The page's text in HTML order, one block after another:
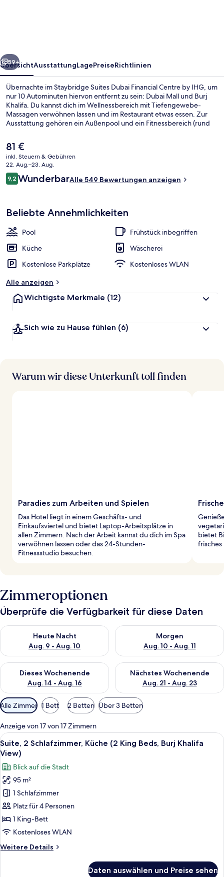
IHG
Weiter
59+
ÜbersichtAusstattungLagePreiseRichtlinien
Übernachte im Staybridge Suites Dubai Financial Centre by IHG, um
nur 10 Autominuten hiervon entfernt zu sein: Dubai Mall und Burj
Khalifa. Du kannst dich im Wellnessbereich mit Tiefengewebe-
Massagen verwöhnen lassen und im Restaurant etwas essen. Zur
Ausstattung gehören ein Außenpool und ein Fitnessbereich (rund
praktische Annehmlichkeiten wie Waschmaschinen und große
Kühlschränke/Gefrierfächer. Das hilfsbereite Personal und die
Anbindung an öffentliche Verkehrsmittel erhalten gute
Bewertungen von anderen Reisenden. Die Unterkunft ist nur einen
kurzen Fußmarsch von den öffentlichen Verkehrsmitteln entfernt:
Zur U-Bahn (U-Bahn-Station Financial Centre) sind es 4 Minuten.
Der
aktuelle
Preis
beträgt
81 €.
81 €
inkl. Steuern & Gebühren
22. Aug.–23. Aug.
Bewertungen
9,29,2 von 10.
WunderbarAlle 549 Bewertungen anzeigen
Beliebte Annehmlichkeiten
Pool
Frühstück inbegriffen
Küche
Wäscherei
Kostenlose Parkplätze
Kostenloses WLAN
Alle anzeigen
Wichtigste Merkmale (12)
Sich wie zu Hause fühlen (6)
Warum wir diese Unterkunft toll finden
Paradies zum Arbeiten und Spielen
Das Hotel liegt in einem Geschäfts- und
Einkaufsviertel und bietet Laptop-Arbeitsplätze in
allen Zimmern. Nach der Arbeit kannst du dich im Spa
verwöhnen lassen oder das 24-Stunden-
Fitnessstudio besuchen.
bietet
frisches
Zimmeroptionen
Überprüfe die Verfügbarkeit für diese Daten
Heute Nacht
Aug. 9 - Aug. 10
Überprüfe die Verfügbarkeit für heute Nacht, Aug. 9 - Aug.
Morgen
Aug. 10 - Aug. 11
Überprüfe die Verfügbarkeit
Dieses Wochenende
Aug. 14 - Aug. 16
Überprüfe die Verfügbarkeit für dieses Wochenende, Aug. 14
Nächstes Wochenende
Aug. 21 - Aug. 23
Überprüfe die Verfügbarkeit
Verfügbare
Filter
für
Zimmer
Alle Zimmer 1 Bett 2 Betten Über 3 Betten
Anzeige von 17 von 17 Zimmern
Alle
Fotos
für
Suite,
2 Schlafzimmer,
Küche
(2
King
Beds,
Khalifa
Eine moderne Küche mit
11
Suite, 2 Schlafzimmer, Küche (2 King Beds, Burj Khalifa
View)
Blick auf die Stadt
95 m²
1 Schlafzimmer
Platz für 4 Personen
1 King-Bett
Kostenloses WLAN
Weitere Details
Weitere
Daten auswählen und Preise sehen